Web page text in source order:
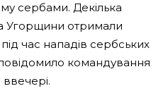
сербами. Декілька
Угорщини отримали
час нападів сербських
командування